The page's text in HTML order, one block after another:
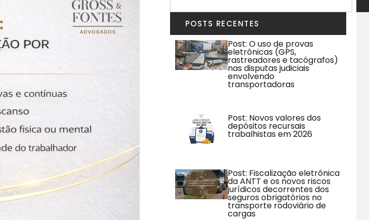
POSTS RECENTES
Post: O uso de provas
eletrônicas (GPS,
rastreadores e tacógrafos)
nas disputas judiciais
envolvendo
transportadoras
Post: Novos valores dos
depósitos recursais
trabalhistas em 2026
Post: Fiscalização eletrônica
da ANTT e os novos riscos
jurídicos decorrentes dos
seguros obrigatórios no
transporte rodoviário de
cargas